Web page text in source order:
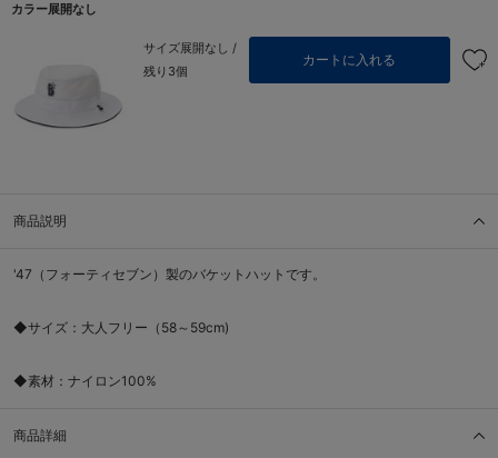
カラー展開なし
サイズ展開なし /
残り3個
カートに入れる
商品説明
'47（フォーティセブン）製のバケットハットです。
◆サイズ：大人フリー（58～59cm)
◆素材：ナイロン100%
商品詳細